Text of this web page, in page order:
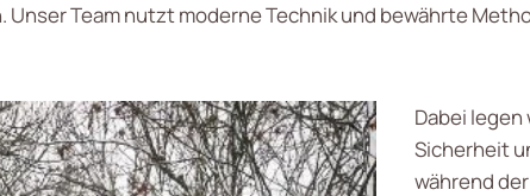
Team nutzt moderne Technik und bewährte
Dabei
Sicherheit
während